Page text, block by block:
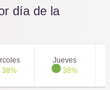
30' min
día de la
38%
Jueves
38%